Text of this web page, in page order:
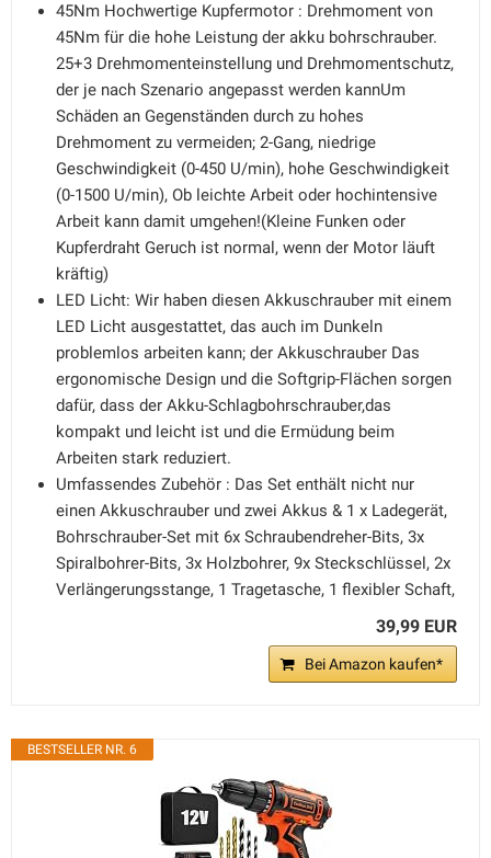
45Nm Hochwertige Kupfermotor : Drehmoment von
45Nm für die hohe Leistung der akku bohrschrauber.
25+3 Drehmomenteinstellung und Drehmomentschutz,
der je nach Szenario angepasst werden kannUm
Schäden an Gegenständen durch zu hohes
Drehmoment zu vermeiden; 2-Gang, niedrige
Geschwindigkeit (0-450 U/min), hohe Geschwindigkeit
(0-1500 U/min), Ob leichte Arbeit oder hochintensive
Arbeit kann damit umgehen!(Kleine Funken oder
Kupferdraht Geruch ist normal, wenn der Motor läuft
kräftig)
LED Licht: Wir haben diesen Akkuschrauber mit einem
LED Licht ausgestattet, das auch im Dunkeln
problemlos arbeiten kann; der Akkuschrauber Das
ergonomische Design und die Softgrip-Flächen sorgen
dafür, dass der Akku-Schlagbohrschrauber,das
kompakt und leicht ist und die Ermüdung beim
Arbeiten stark reduziert.
Umfassendes Zubehör : Das Set enthält nicht nur
einen Akkuschrauber und zwei Akkus & 1 x Ladegerät,
Bohrschrauber-Set mit 6x Schraubendreher-Bits, 3x
Spiralbohrer-Bits, 3x Holzbohrer, 9x Steckschlüssel, 2x
Verlängerungsstange, 1 Tragetasche, 1 flexibler Schaft,
39,99 EUR
Bei Amazon kaufen*
BESTSELLER NR. 6